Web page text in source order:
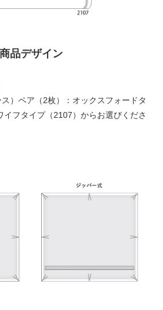
商品デザイン
ス）ペア（2枚）：オックスフォードタ
イフタイプ（2107）からお選びくださ